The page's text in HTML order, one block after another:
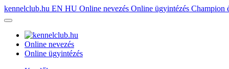
kennelclub.hu EN HU Online nevezés Online ügyintézés Champion
Online nevezés
Online ügyintézés